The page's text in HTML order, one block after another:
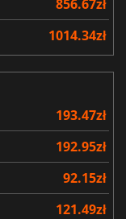
856.67zł
1014.34zł
193.47zł
192.95zł
92.15zł
121.49zł